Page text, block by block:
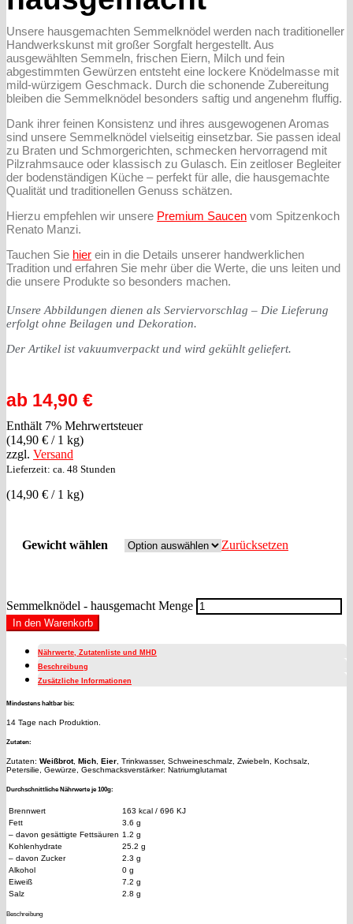
Unsere hausgemachten Semmelknödel werden nach traditioneller
Handwerkskunst mit großer Sorgfalt hergestellt. Aus
ausgewählten Semmeln, frischen Eiern, Milch und fein
abgestimmten Gewürzen entsteht eine lockere Knödelmasse mit
mild-würzigem Geschmack. Durch die schonende Zubereitung
bleiben die Semmelknödel besonders saftig und angenehm fluffig.
Dank ihrer feinen Konsistenz und ihres ausgewogenen Aromas
sind unsere Semmelknödel vielseitig einsetzbar. Sie passen ideal
zu Braten und Schmorgerichten, schmecken hervorragend mit
Pilzrahmsauce oder klassisch zu Gulasch. Ein zeitloser Begleiter
der bodenständigen Küche – perfekt für alle, die hausgemachte
Qualität und traditionellen Genuss schätzen.
Hierzu empfehlen wir unsere Premium Saucen vom Spitzenkoch
Renato Manzi.
Tauchen Sie hier ein in die Details unserer handwerklichen
Tradition und erfahren Sie mehr über die Werte, die uns leiten und
die unsere Produkte so besonders machen.
Unsere Abbildungen dienen als Serviervorschlag – Die Lieferung
erfolgt ohne Beilagen und Dekoration.
Der Artikel ist vakuumverpackt und wird gekühlt geliefert.
ab 14,90 €
Enthält 7% Mehrwertsteuer
(14,90 € / 1 kg)
zzgl. Versand
Lieferzeit: ca. 48 Stunden
(14,90 € / 1 kg)
Gewicht wählen Zurücksetzen
Semmelknödel - hausgemacht Menge
In den Warenkorb
Nährwerte, Zutatenliste und MHD
Beschreibung
Zusätzliche Informationen
Mindestens haltbar bis:
14 Tage nach Produktion.
Zutaten:
Zutaten: Weißbrot, Mich Eier , Trinkwasser, Schweineschmalz, Zwiebeln, Kochsalz,
Petersilie, Gewürze, Geschmacksverstärker: Natriumglutamat
Durchschnittliche Nährwerte je 100g:
Brennwert
163 kcal / 696 KJ
Fett
3.6 g
– davon gesättigte Fettsäuren 1.2 g
Kohlenhydrate
25.2 g
– davon Zucker
2.3 g
Alkohol
0 g
Eiweiß
7.2 g
Salz
2.8 g
Beschreibung